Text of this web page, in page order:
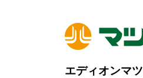
エディオンマ